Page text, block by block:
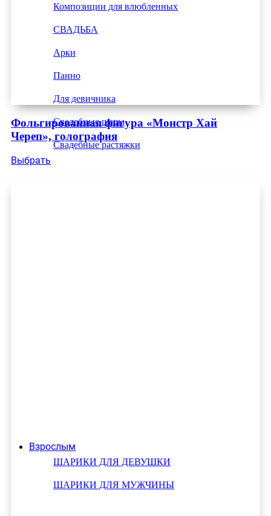
Композиции для влюбленных
СВАДЬБА
Арки
Панно
Для девичника
Свадебные шары
Свадебные растяжки
Взрослым
ШАРИКИ ДЛЯ ДЕВУШКИ
ШАРИКИ ДЛЯ МУЖЧИНЫ
Фольгированная фигура «Монстр Хай
Череп», голография
Выбрать